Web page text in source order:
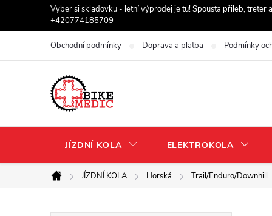
Vyber si skladovku - letní výprodej je tu! Spousta přileb, treter
+420774185709
Obchodní podmínky Doprava a platba Podmínky
JÍZDNÍ KOLA ELEKTROKOLA
Domů
JÍZDNÍ KOLA Horská Trail/Enduro/Downhill